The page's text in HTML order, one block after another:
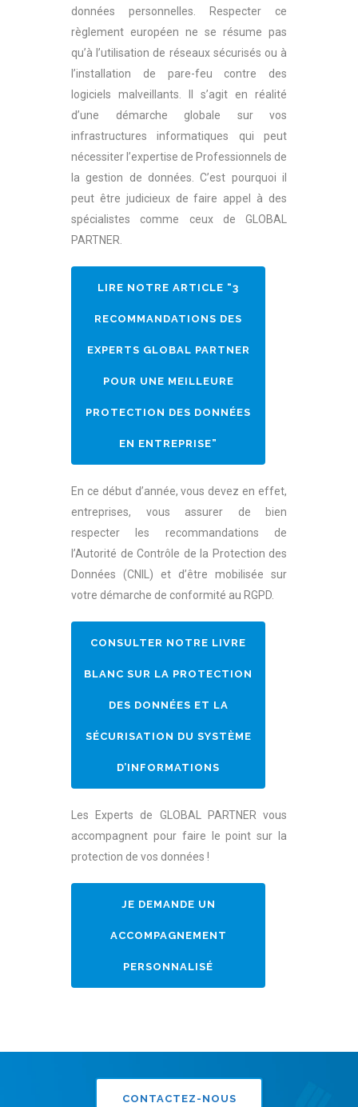
données personnelles. Respecter ce
règlement européen ne se résume pas
qu’à l’utilisation de réseaux sécurisés ou à
l’installation de pare-feu contre des
logiciels malveillants. Il s’agit en réalité
d’une démarche globale sur vos
infrastructures informatiques qui peut
nécessiter l’expertise de Professionnels de
la gestion de données. C’est pourquoi il
peut être judicieux de faire appel à des
spécialistes comme ceux de GLOBAL
PARTNER.
LIRE NOTRE ARTICLE “3
RECOMMANDATIONS DES
EXPERTS GLOBAL PARTNER
POUR UNE MEILLEURE
PROTECTION DES DONNÉES
EN ENTREPRISE”
En ce début d’année, vous devez en effet,
entreprises, vous assurer de bien
respecter les recommandations de
l’Autorité de Contrôle de la Protection des
Données (CNIL) et d’être mobilisée sur
votre démarche de conformité au RGPD.
CONSULTER NOTRE LIVRE
BLANC SUR LA PROTECTION
DES DONNÉES ET LA
SÉCURISATION DU SYSTÈME
D’INFORMATIONS
Les Experts de GLOBAL PARTNER vous
accompagnent pour faire le point sur la
protection de vos données !
JE DEMANDE UN
ACCOMPAGNEMENT
PERSONNALISÉ
CONTACTEZ-NOUS